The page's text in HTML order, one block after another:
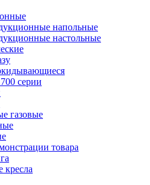
напольные
настольные
серии
газовые
товара
кресла